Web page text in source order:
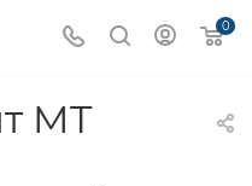
0
MT